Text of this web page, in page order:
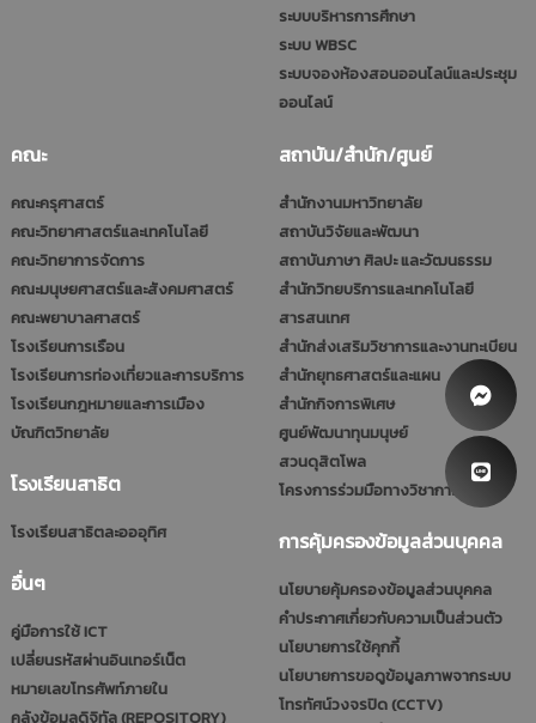
ระบบบริหารการศึกษา
ระบบ WBSC
ระบบจองห้องสอนออนไลน์และประชุม
ออนไลน์
คณะ
คณะครุศาสตร์
คณะวิทยาศาสตร์และเทคโนโลยี
คณะวิทยาการจัดการ
คณะมนุษยศาสตร์และสังคมศาสตร์
คณะพยาบาลศาสตร์
โรงเรียนการเรือน
โรงเรียนการท่องเที่ยวและการบริการ
โรงเรียนกฎหมายและการเมือง
บัณฑิตวิทยาลัย
โรงเรียนสาธิต
โรงเรียนสาธิตละอออุทิศ
อื่นๆ
คู่มือการใช้ ICT
เปลี่ยนรหัสผ่านอินเทอร์เน็ต
หมายเลขโทรศัพท์ภายใน
คลังข้อมูลดิจิทัล (REPOSITORY)
สถาบัน/สำนัก/ศูนย์
สำนักงานมหาวิทยาลัย
สถาบันวิจัยและพัฒนา
สถาบันภาษา ศิลปะ และวัฒนธรรม
สำนักวิทยบริการและเทคโนโลยี
สารสนเทศ
สำนักส่งเสริมวิชาการและงานทะเบียน
สำนักยุทธศาสตร์และแผน
สำนักกิจการพิเศษ
ศูนย์พัฒนาทุนมนุษย์
สวนดุสิตโพล
โครงการร่วมมือทางวิชาการ (รมป.)
การคุ้มครองข้อมูลส่วนบุคคล
นโยบายคุ้มครองข้อมูลส่วนบุคคล
คำประกาศเกี่ยวกับความเป็นส่วนตัว
นโยบายการใช้คุกกี้
นโยบายการขอดูข้อมูลภาพจากระบบ
โทรทัศน์วงจรปิด (CCTV)